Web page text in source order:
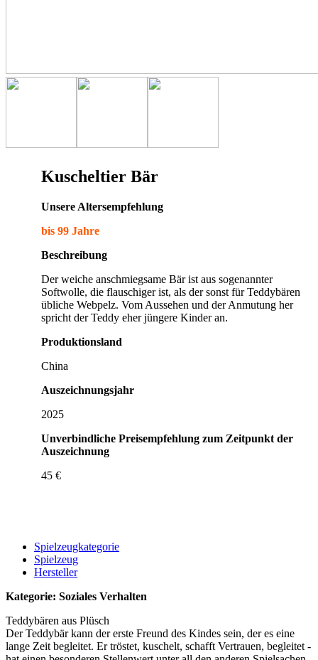
Kuscheltier Bär
Unsere Altersempfehlung
bis 99 Jahre
Beschreibung
Der weiche anschmiegsame Bär ist aus sogenannter
Softwolle, die flauschiger ist, als der sonst für Teddybären
übliche Webpelz. Vom Aussehen und der Anmutung her
spricht der Teddy eher jüngere Kinder an.
Produktionsland
China
Auszeichnungsjahr
2025
Unverbindliche Preisempfehlung zum Zeitpunkt der
Auszeichnung
45 €
Spielzeugkategorie
Spielzeug
Hersteller
Kategorie: Soziales Verhalten
Teddybären aus Plüsch
Der Teddybär kann der erste Freund des Kindes sein, der es eine
lange Zeit begleitet. Er tröstet, kuschelt, schafft Vertrauen, begleitet -